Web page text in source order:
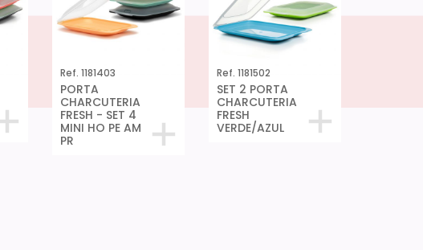
Ref. 1181403
PORTA
CHARCUTERIA
FRESH - SET 4
MINI HO PE AM
PR
Ref. 1181502
SET 2 PORTA
CHARCUTERIA
FRESH
VERDE/AZUL